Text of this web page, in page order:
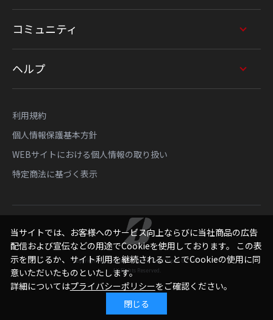
コミュニティ
ヘルプ
利用規約
個人情報保護基本方針
WEBサイトにおける個人情報の取り扱い
特定商法に基づく表示
Copyright © Bridgestone Sports Sales Japan Co., Ltd.
All Rights Reserved.
当サイトでは、お客様へのサービス向上ならびに当社商品の広告
配信および宣伝などの用途でCookieを使用しております。 この表
示を閉じるか、サイト利用を継続されることでCookieの使用に同
意いただいたものといたします。
詳細についてはプライバシーポリシーをご確認ください。
閉じる